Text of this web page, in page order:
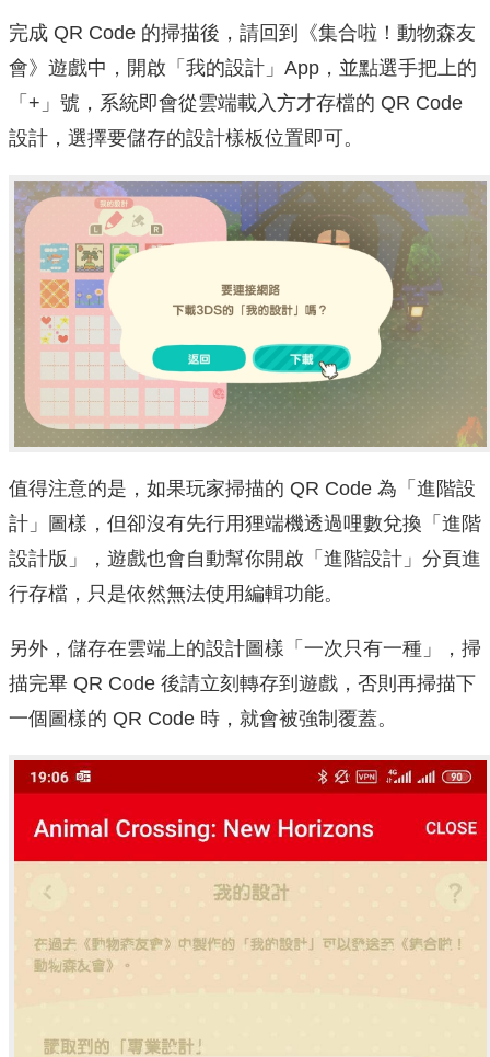
完成 QR Code 的掃描後，請回到《集合啦！動物森友
會》遊戲中，開啟「我的設計」App，並點選手把上的
「+」號，系統即會從雲端載入方才存檔的 QR Code
設計，選擇要儲存的設計樣板位置即可。
值得注意的是，如果玩家掃描的 QR Code 為「進階設
計」圖樣，但卻沒有先行用狸端機透過哩數兌換「進階
設計版」，遊戲也會自動幫你開啟「進階設計」分頁進
行存檔，只是依然無法使用編輯功能。
另外，儲存在雲端上的設計圖樣「一次只有一種」，掃
描完畢 QR Code 後請立刻轉存到遊戲，否則再掃描下
一個圖樣的 QR Code 時，就會被強制覆蓋。